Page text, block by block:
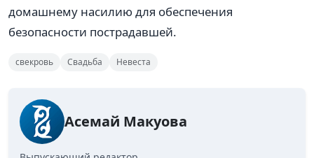
домашнему насилию для обеспечения
безопасности пострадавшей.
свекровь Свадьба Невеста
Асемай Макуова